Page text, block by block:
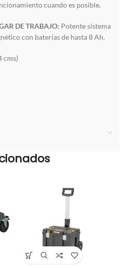
cuando es posible.
DE TRABAJO: Potente sistema
con baterías de hasta 8 Ah.
cms)